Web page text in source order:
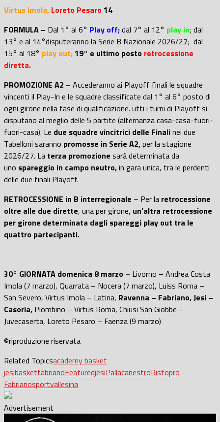
Virtus Imola, Loreto Pesaro14
FORMULA – Dal 1° al 6° Play off;dal 7° al 12° play in; dal
13° e al 14°disputeranno la Serie B Nazionale 2026/27; dal
15° al 18° play out;19° e ultimo posto retrocessione
diretta.
PROMOZIONE A2 – Accederanno ai Playoff finali le squadre
vincenti il Play-In e le squadre classificate dal 1° al 6° posto di
ogni girone nella fase di qualificazione. utti i turni di Playoff si
disputano al meglio delle 5 partite (alternanza casa-casa-fuori-
fuori-casa). Le due squadre vincitrici delle Finalinei due
Tabelloni saranno promosse in Serie A2,per la stagione
2026/27. La terza promozione sarà determinata da
uno spareggio in campo neutro,in gara unica, tra le perdenti
delle due finali Playoff.
RETROCESSIONE in B interregionale – Per la retrocessione
oltre alle due dirette, una per girone, un’altra retrocessione
per girone determinata dagli spareggi play out tra le
quattro partecipanti.
30° GIORNATA domenica 8 marzo – Livorno – Andrea Costa
Imola (7 marzo), Quarrata – Nocera (7 marzo), Luiss Roma –
San Severo, Virtus Imola – Latina, Ravenna – Fabriano, Jesi –
Casoria, Piombino – Virtus Roma, Chiusi San Giobbe –
Juvecaserta, Loreto Pesaro – Faenza (9 marzo)
©riproduzione riservata
Related Topicsacademy basket
jesibasketfabrianoFeaturedjesiPallacanestroRistopro
Fabrianosportvallesina
Advertisement